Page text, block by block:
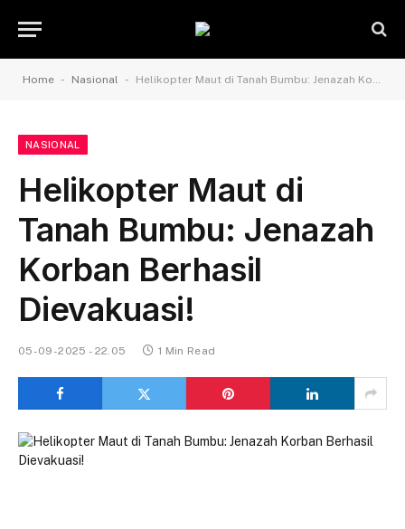
Home - Nasional - Helikopter Maut di Tanah Bumbu: Jenazah Korban Berhasil Dievakuasi!
NASIONAL
Helikopter Maut di
Tanah Bumbu: Jenazah
Korban Berhasil
Dievakuasi!
05-09-2025 - 22.05 1 Min Read